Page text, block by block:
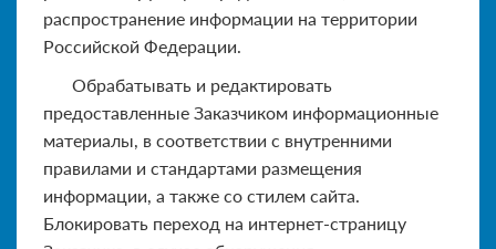
распространение информации на территории
Российской Федерации.
Обрабатывать и редактировать
предоставленные Заказчиком информационные
материалы, в соответствии с внутренними
правилами и стандартами размещения
информации, а также со стилем сайта.
Блокировать переход на интернет-страницу